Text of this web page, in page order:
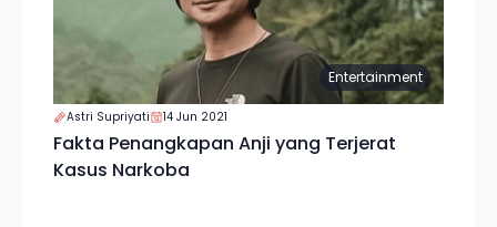
Entertainment
Astri Supriyati 14 Jun 2021
Fakta Penangkapan Anji yang Terjerat
Kasus Narkoba